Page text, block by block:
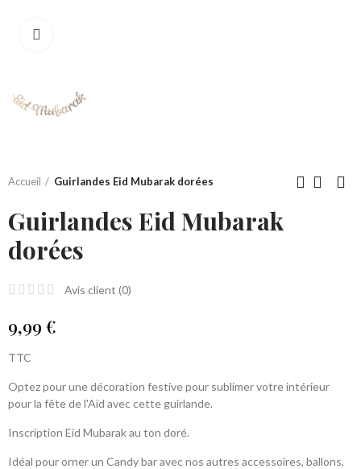
Accueil Guirlandes Eid Mubarak dorées
Guirlandes Eid Mubarak
dorées
Avis client (0)
9,99 €
TTC
Optez pour une décoration festive pour sublimer votre intérieur
pour la fête de l'Aïd avec cette guirlande.
Inscription Eid Mubarak au ton doré.
Idéal pour orner un Candy bar avec nos autres accessoires, ballons,